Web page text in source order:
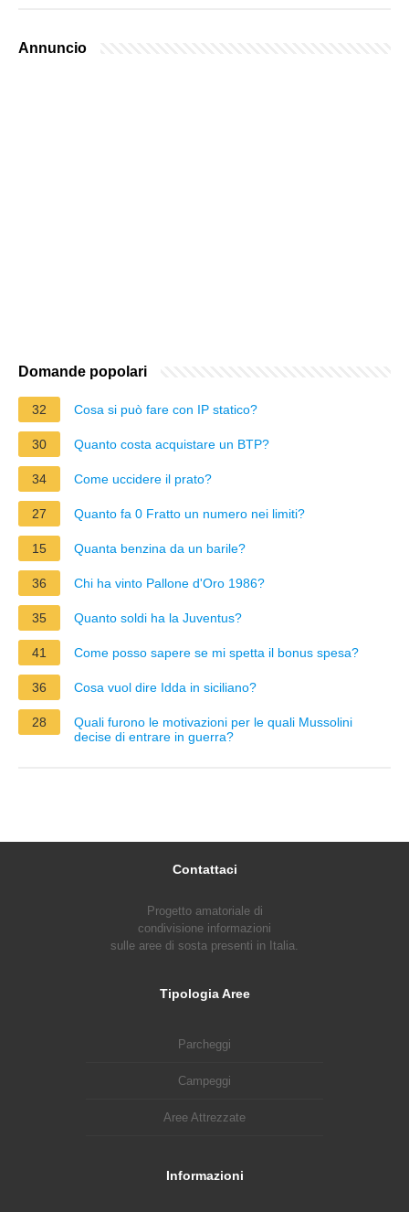
Annuncio
Domande popolari
32 Cosa si può fare con IP statico?
30 Quanto costa acquistare un BTP?
34 Come uccidere il prato?
27 Quanto fa 0 Fratto un numero nei limiti?
15 Quanta benzina da un barile?
36 Chi ha vinto Pallone d'Oro 1986?
35 Quanto soldi ha la Juventus?
41 Come posso sapere se mi spetta il bonus spesa?
36 Cosa vuol dire Idda in siciliano?
28
Quali furono le motivazioni per le quali Mussolini
decise di entrare in guerra?
Contattaci
Progetto amatoriale di
condivisione informazioni
sulle aree di sosta presenti in Italia.
Tipologia Aree
Parcheggi
Campeggi
Aree Attrezzate
Informazioni